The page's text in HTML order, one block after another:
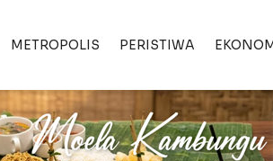
METROPOLIS PERISTIWA